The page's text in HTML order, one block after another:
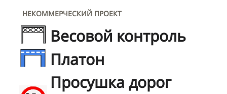
НЕКОММЕРЧЕСКИЙ ПРОЕКТ
Весовой контроль
Платон
Просушка дорог